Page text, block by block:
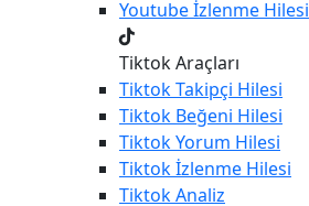
Youtubeİzlenme Hilesi
Tiktok Araçları
TiktokTakipçi Hilesi
Tiktok Beğeni Hilesi
TiktokYorum Hilesi
Tiktokİzlenme Hilesi
TiktokAnaliz